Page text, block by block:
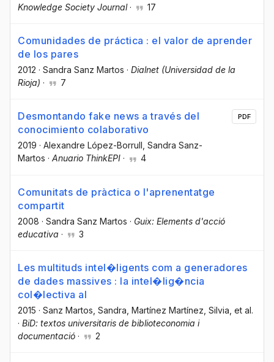
Knowledge Society Journal· 17
Comunidades de práctica : el valor de aprender
de los pares
2012 · Sandra Sanz Martos · Dialnet (Universidad de la
Rioja) · 7
Desmontando fake news a través del
conocimiento colaborativo
2019 · Alexandre López-Borrull , Sandra Sanz-
Martos · Anuario ThinkEPI · 4
PDF
Comunitats de pràctica o l'aprenentatge
compartit
2008 · Sandra Sanz Martos · Guix: Elements d'acció
educativa · 3
Les multituds intel�ligents com a generadores
de dades massives : la intel�lig�ncia
col�lectiva al
2015 · Sanz Martos, Sandra , Martínez Martínez, Silvia , et al.
· BiD: textos universitaris de biblioteconomia i
documentació · 2